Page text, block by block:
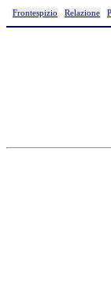
Frontespizio Relazione